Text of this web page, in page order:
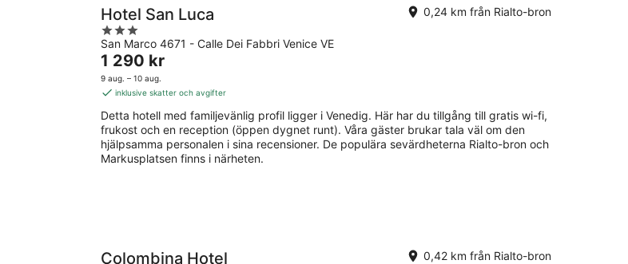
Hotel San Luca
3
out
of
5
San Marco 4671 - Calle Dei Fabbri Venice VE
0,24 km från Rialto-bron
Priset
är
1 290 kr
natt
1 290 kr
9 aug. – 10 aug.
inklusive skatter och avgifter
Detta hotell med familjevänlig profil ligger i Venedig. Här har du tillgång till gratis wi-fi,
frukost och en reception (öppen dygnet runt). Våra gäster brukar tala väl om den
hjälpsamma personalen i sina recensioner. De populära sevärdheterna Rialto-bron och
Markusplatsen finns i närheten.
Colombina Hotel 0,42 km från Rialto-bron